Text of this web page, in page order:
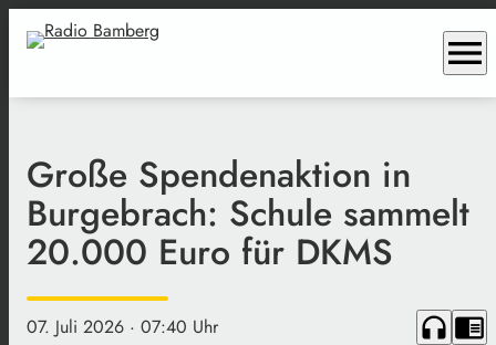
menu
Große Spendenaktion in
Burgebrach: Schule sammelt
20.000 Euro für DKMS
07. Juli 2026 · 07:40 Uhr headphones chrome_reader_mode